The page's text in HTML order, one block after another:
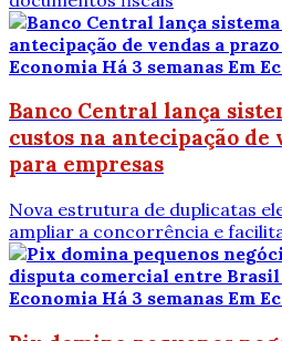
Economia Há 3 semanas Em
Banco Central lança
custos na antecipação de
para empresas
Nova estrutura de duplicatas
ampliar a concorrência e
Economia Há 3 semanas Em